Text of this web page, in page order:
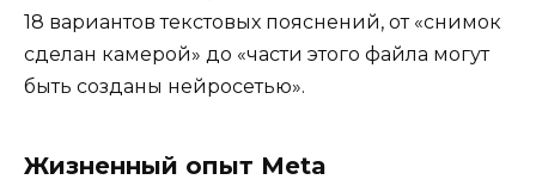
18 вариантов текстовых пояснений, от «снимок
сделан камерой» до «части этого файла могут
быть созданы нейросетью».
Жизненный опыт Meta